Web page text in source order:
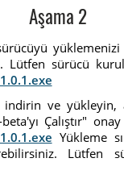
Aşama 2
Lütfen sürücü
ve yükleyin,
Çalıştır"
Yükleme
Lütfen